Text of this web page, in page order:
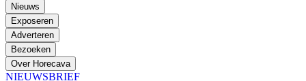
Nieuws
Exposeren
Adverteren
Bezoeken
Over Horecava
NIEUWSBRIEF